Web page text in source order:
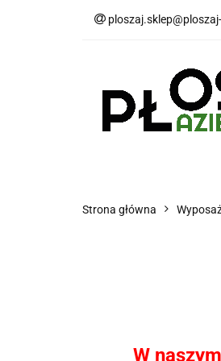
Strona główna
W